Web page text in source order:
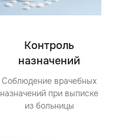
Контроль
назначений
Соблюдение врачебных
назначений при выписке
из больницы